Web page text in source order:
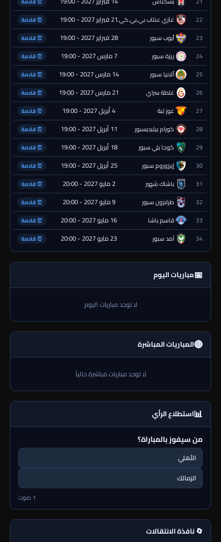
22 غازي عنتاب بي.بي.كي.21 فبراير 2027 - 19:00 ⏰ قادمة
23 أيوب سبور 28 فبراير 2027 - 19:00 ⏰ قادمة
24 ريزة سبور 7 مارس 2027 - 19:00 ⏰ قادمة
25 ألانيا سبور 14 مارس 2027 - 19:00 ⏰ قادمة
26 غلطة سراي 21 مارس 2027 - 19:00 ⏰ قادمة
27 غوز تبة 4 أبريل 2027 - 19:00 ⏰ قادمة
28 كورام بيليديسبور 11 أبريل 2027 - 19:00 ⏰ قادمة
29 كوجا يلي سبور 18 أبريل 2027 - 19:00 ⏰ قادمة
30 إيرزوروم سبور 25 أبريل 2027 - 19:00 ⏰ قادمة
31 باشاك شهير 2 مايو 2027 - 20:00 ⏰ قادمة
32 طرابزون سبور 9 مايو 2027 - 20:00 ⏰ قادمة
33 قاسم باشا 16 مايو 2027 - 20:00 ⏰ قادمة
34 آمد سبور 23 مايو 2027 - 20:00 ⏰ قادمة
📅مباريات اليوم
لا توجد مباريات اليوم
🔴المباريات المباشرة
لا توجد مباريات مباشرة حالياً
📊استطلاع الرأي
من سيفوز بالمباراة؟
الأهلي
الزمالك
1 صوت
🔄 نافذة الانتقالات